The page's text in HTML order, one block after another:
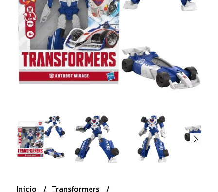
Inicio
Transformers